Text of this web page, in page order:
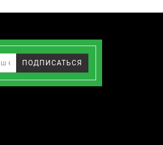
ПОДПИСАТЬСЯ